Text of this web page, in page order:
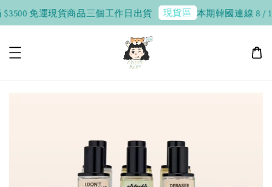
免運現貨商品三個工作日出貨 現貨區 本期韓國連線 8 /